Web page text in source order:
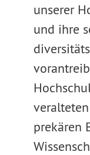
unserer
und ihre
prekären